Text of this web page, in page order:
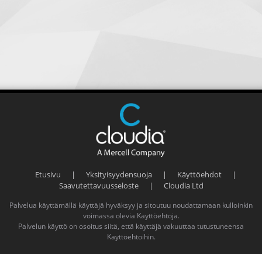
Etusivu | Yksityisyydensuoja | Käyttöehdot
|
Saavutettavuusseloste
| Cloudia Ltd
Palvelua käyttämällä käyttäjä hyväksyy ja sitoutuu noudattamaan kulloinkin
voimassa olevia Kayttöehtoja.
Palvelun käyttö on osoitus siitä, että käyttäjä vakuuttaa tutustuneensa
Kayttöehtoihin.